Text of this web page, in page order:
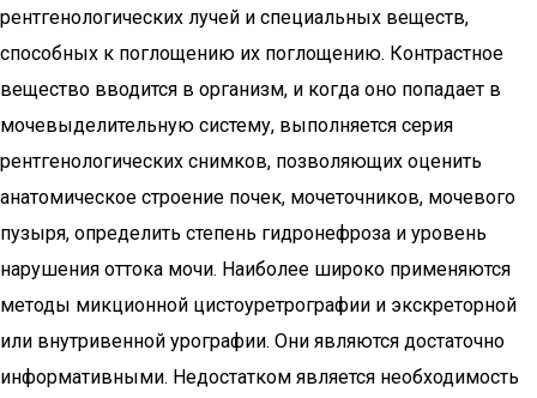
рентгенологических лучей и специальных веществ,
способных к поглощению их поглощению. Контрастное
вещество вводится в организм, и когда оно попадает в
мочевыделительную систему, выполняется серия
рентгенологических снимков, позволяющих оценить
анатомическое строение почек, мочеточников, мочевого
пузыря, определить степень гидронефроза и уровень
нарушения оттока мочи. Наиболее широко применяются
методы микционной цистоуретрографии и экскреторной
или внутривенной урографии. Они являются достаточно
информативными. Недостатком является необходимость